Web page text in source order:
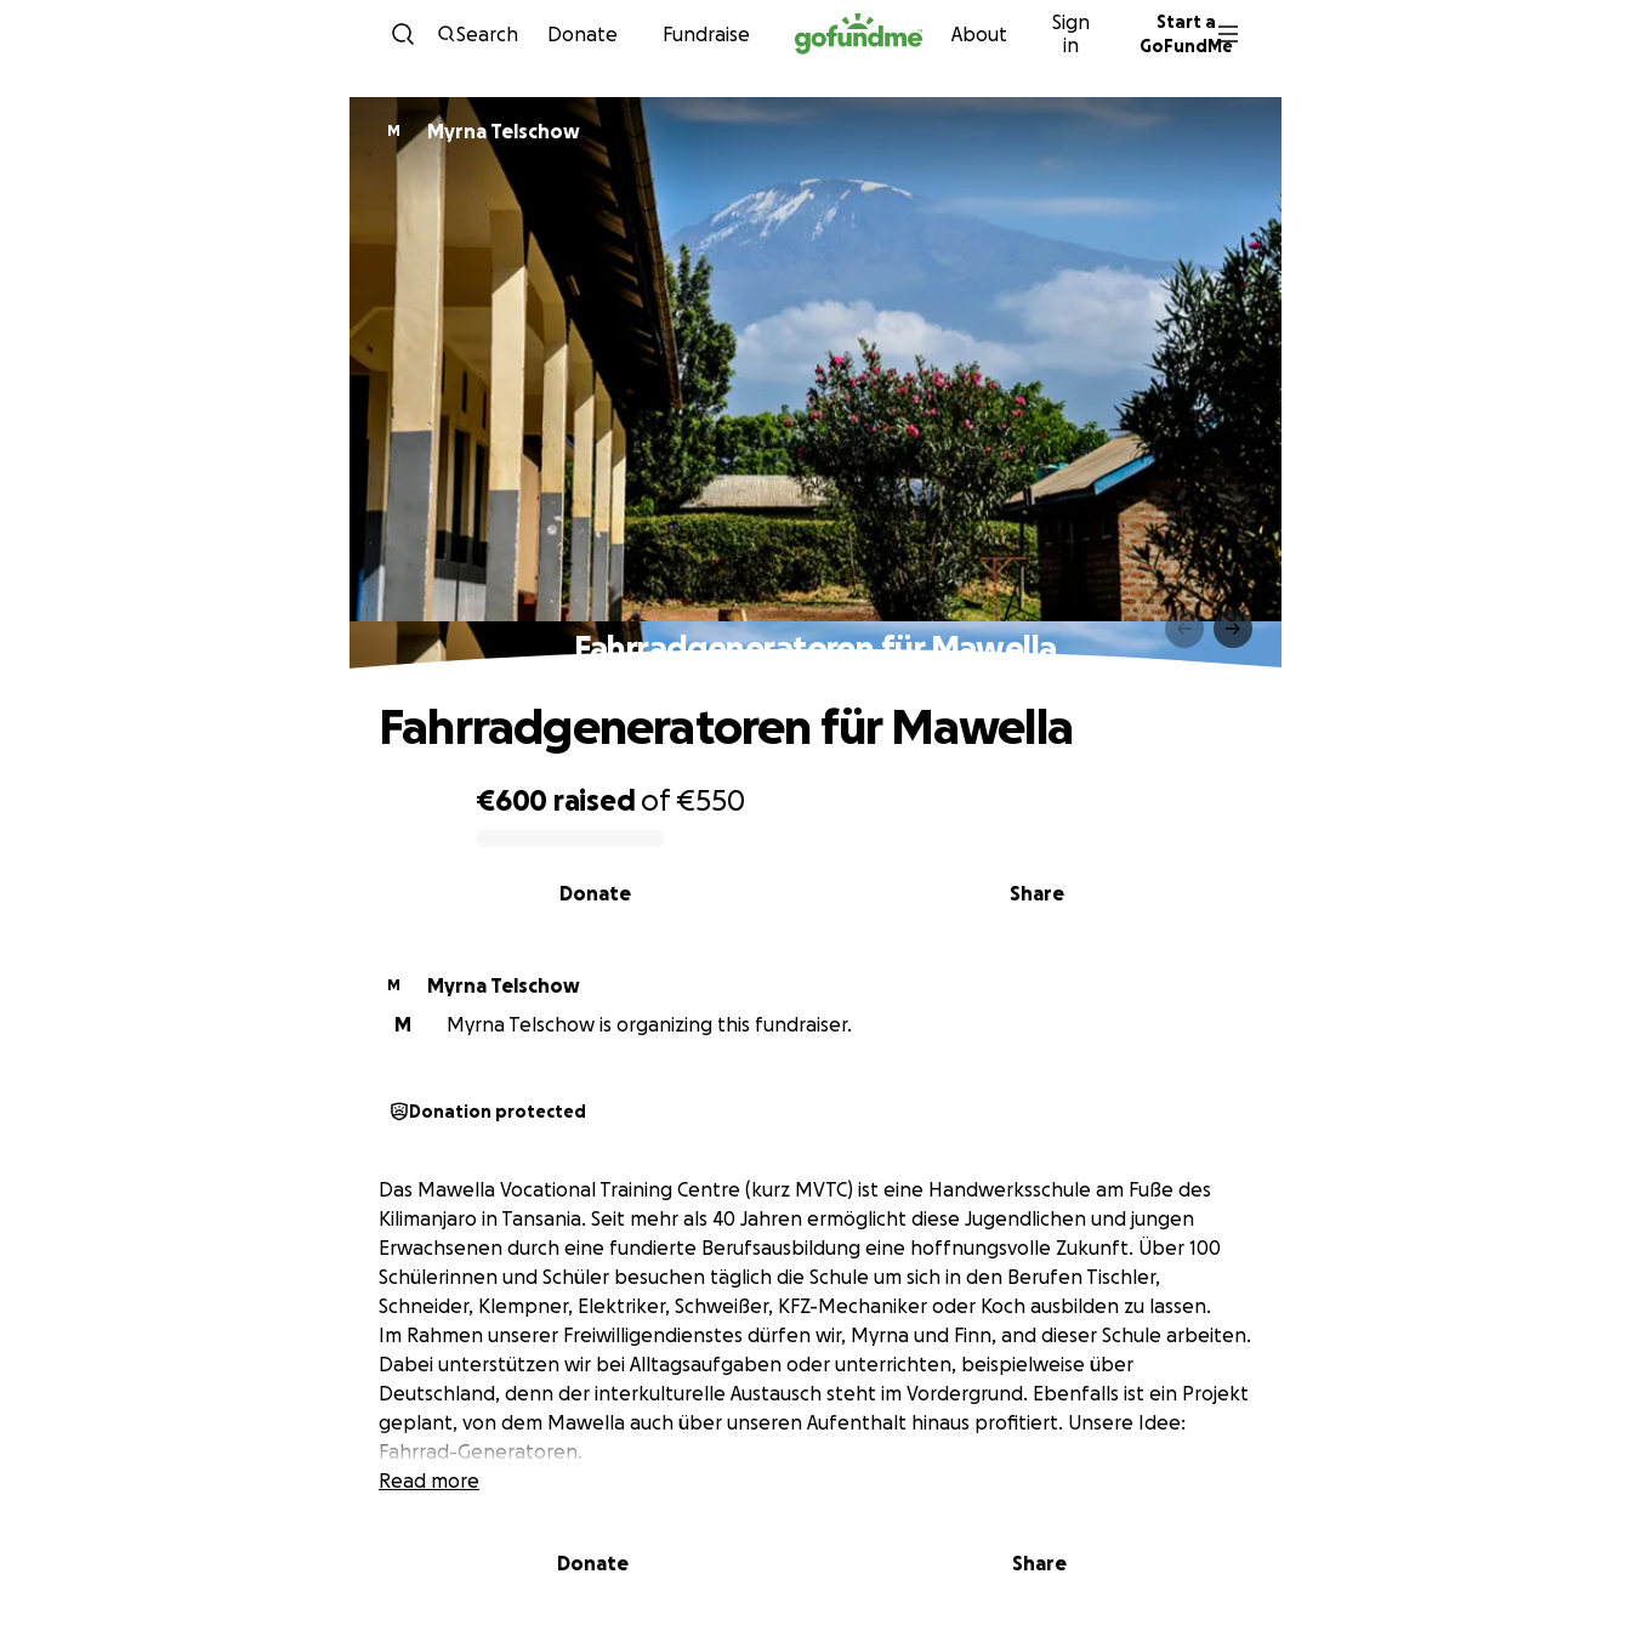
Skip to content
Search Donate Fundraise About
Sign
in
Start a
GoFundMe
M Myrna Telschow
Fahrradgeneratoren für Mawella
€600 raised of€550
Share
Donate
Fahrradgeneratoren für Mawella
M
Myrna Telschow
M
Myrna Telschow is organizing this fundraiser.
Donation protected
Das Mawella Vocational Training Centre (kurz MVTC) ist eine Handwerksschule am Fuße des
Kilimanjaro in Tansania. Seit mehr als 40 Jahren ermöglicht diese Jugendlichen und jungen
Erwachsenen durch eine fundierte Berufsausbildung eine hoffnungsvolle Zukunft. Über 100
Schülerinnen und Schüler besuchen täglich die Schule um sich in den Berufen Tischler,
Schneider, Klempner, Elektriker, Schweißer, KFZ-Mechaniker oder Koch ausbilden zu lassen.
Im Rahmen unserer Freiwilligendienstes dürfen wir, Myrna und Finn, and dieser Schule arbeiten.
Dabei unterstützen wir bei Alltagsaufgaben oder unterrichten, beispielweise über
Deutschland, denn der interkulturelle Austausch steht im Vordergrund. Ebenfalls ist ein Projekt
geplant, von dem Mawella auch über unseren Aufenthalt hinaus profitiert. Unsere Idee:
Fahrrad-Generatoren.
Die Schülerinnen und Schüler haben hier bis auf den Fußballplatz keine Möglichkeiten sich
Sport treiben zu bieten, die zusätzlich noch einen funktionellen Nutzen hat, wollen wir gern
Read more
Donate Share